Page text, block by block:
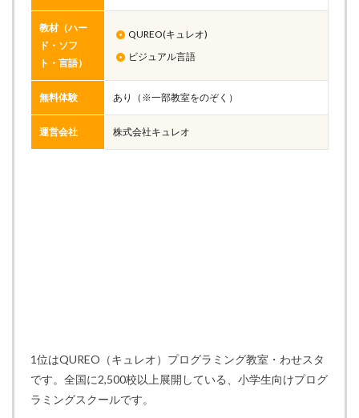
教材（ハー
ド・ソフ
ト・言語）
QUREO(キュレオ)
ビジュアル言語
無料体験 あり（※一部教室をのぞく）
運営会社 株式会社キュレオ
1位はQUREO（キュレオ）プログラミング教室・わせスタ
です。全国に2,500校以上展開している、小学生向けプログ
ラミングスクールです。